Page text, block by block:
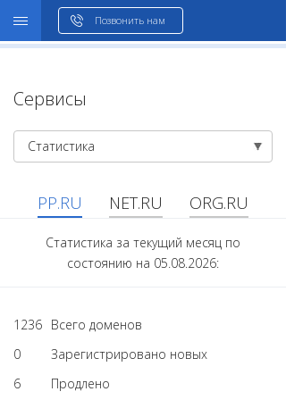
Позвонить нам
Сервисы
Статистика
PP.RU NET.RU ORG.RU
Статистика за текущий месяц по
состоянию на 05.08.2026:
1236 Всего доменов
0
Зарегистрировано новых
6
Продлено